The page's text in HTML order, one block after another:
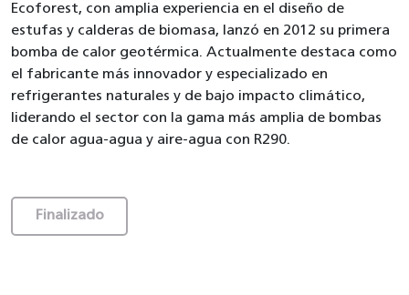
Ecoforest, con amplia experiencia en el diseño de
estufas y calderas de biomasa, lanzó en 2012 su primera
bomba de calor geotérmica. Actualmente destaca como
el fabricante más innovador y especializado en
refrigerantes naturales y de bajo impacto climático,
liderando el sector con la gama más amplia de bombas
de calor agua-agua y aire-agua con R290.
Finalizado